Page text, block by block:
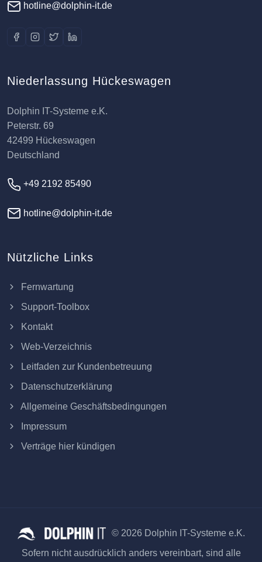
hotline@dolphin-it.de
Niederlassung Hückeswagen
Dolphin IT-Systeme e.K.
Peterstr. 69
42499 Hückeswagen
Deutschland
+49 2192 85490
hotline@dolphin-it.de
Nützliche Links
Fernwartung
Support-Toolbox
Kontakt
Web-Verzeichnis
Leitfaden zur Kundenbetreuung
Datenschutzerklärung
Allgemeine Geschäftsbedingungen
Impressum
Verträge hier kündigen
© 2026 Dolphin IT-Systeme e.K.
Sofern nicht ausdrücklich anders vereinbart, sind alle